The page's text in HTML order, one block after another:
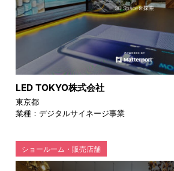
LED TOKYO株式会社
東京都
業種：デジタルサイネージ事業
ショールーム・販売店舗